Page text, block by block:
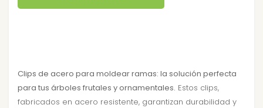
Clips de acero para moldear ramas: la solución perfecta
para tus árboles frutales y ornamentales. Estos clips,
fabricados en acero resistente, garantizan durabilidad y